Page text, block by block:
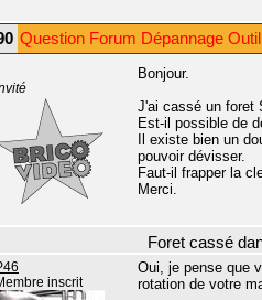
Question Forum Dépannage
Bonjour.
J'ai cassé un foret
Est-il possible de
Il existe bien un
pouvoir dévisser.
Faut-il frapper la
Merci.
Foret cassé
inscrit
Oui, je pense que
rotation de votre